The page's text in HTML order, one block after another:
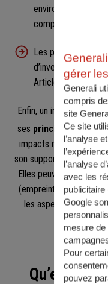
compte « Article 8
Les produits
d’investissement
Article 9 »).
Enfin, un
ses principales
impacts négatifs
son support
Elles peuvent
(empreinte carbone,
les aspects sociaux
exposition
Qu’est-ce
gérer
Generali
compris
site
Ce site
l’analyse
l’analyse
avec les
publicitaire
Google
mesure
Pour
pouvez